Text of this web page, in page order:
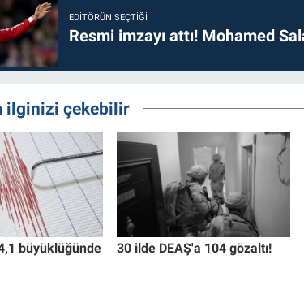
EDITÖRÜN SEÇTIĞI
Resmi imzayı attı! Mohamed
ilginizi çekebilir
büyüklüğünde
30 ilde DEAŞ'a 104 gözaltı!